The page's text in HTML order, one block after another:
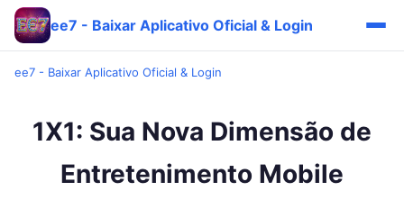
ee7 - Baixar Aplicativo Oficial & Login
ee7 - Baixar Aplicativo Oficial & Login
1X1: Sua Nova Dimensão de
Entretenimento Mobile